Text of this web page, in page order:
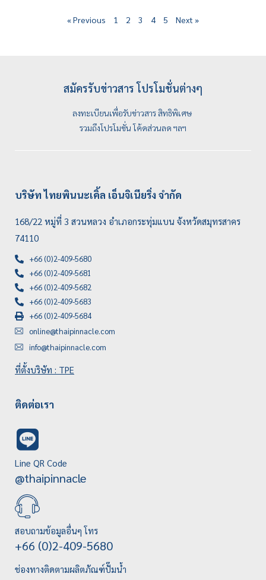
« Previous 1 2 3 4 5 Next »
สมัครรับข่าวสาร โปรโมชั่นต่างๆ
ลงทะเบียนเพื่อรับข่าวสาร สิทธิพิเศษ
รวมถึงโปรโมชั่น โค้ดส่วนลด ฯลฯ
บริษัท ไทยพินนะเคิ้ล เอ็นจิเนียริ่ง จำกัด
168/22 หมู่ที่ 3 สวนหลวง อำเภอกระทุ่มแบน จังหวัดสมุทรสาคร
74110
+66 (0)2-409-5680
+66 (0)2-409-5681
+66 (0)2-409-5682
+66 (0)2-409-5683
+66 (0)2-409-5684
online@thaipinnacle.com
info@thaipinnacle.com
ที่ตั้งบริษัท : TPE
ติดต่อเรา
Line QR Code
@thaipinnacle
สอบถามข้อมูลอื่นๆ โทร
+66 (0)2-409-5680
ช่องทางติดตามผลิตภัณฑ์ปั๊มน้ำ